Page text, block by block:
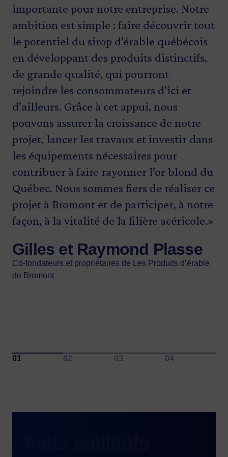
importante pour notre entreprise. Notre
ambition est simple : faire découvrir tout
le potentiel du sirop d’érable québécois
en développant des produits distinctifs,
de grande qualité, qui pourront
rejoindre les consommateurs d’ici et
d’ailleurs. Grâce à cet appui, nous
pouvons assurer la croissance de notre
projet, lancer les travaux et investir dans
les équipements nécessaires pour
contribuer à faire rayonner l’or blond du
Québec. Nous sommes fiers de réaliser ce
projet à Bromont et de participer, à notre
façon, à la vitalité de la filière acéricole.»
Gilles et Raymond Plasse
Co-fondateurs et propriétaires de Les Produits d’érable
de Bromont
l’innovation, la productivité et la
croissance dans un secteur
bioalimentaire important pour le
Québec. Ce projet contribue à
moderniser la transformation
alimentaire, à créer des emplois de
qualité et à positionner les produits de
l’érable sur de nouveaux marchés, ici
comme à l’international.»
Bicha Ngo
grande fierté pour le Québec, mais aussi
un pilier économique important pour
plusieurs de nos régions. Avec ce projet,
on veut transformer davantage ce
produit phare ici, au Québec, pour créer
plus de valeur chez nous et soutenir
toute la filière acéricole. C’est une
excellente nouvelle pour nos
acériculteurs, qui travaillent avec
rigueur, et pour nos entreprises, qui
développent de nouveaux marchés pour
les produits de l’érable. Notre
gouvernement va continuer d’appuyer
les projets qui renforcent la
bioalimentaire et qui font rayonner le
savoir-faire québécois.»
nouvelle usine à Bromont, notre
gouvernement réaffirme son
engagement envers le développement
économique de Brome-Missisquoi. Ce
projet témoigne de la vitalité de notre
région et de notre capacité à faire
rayonner notre savoir-faire acéricole.»
Isabelle Charest